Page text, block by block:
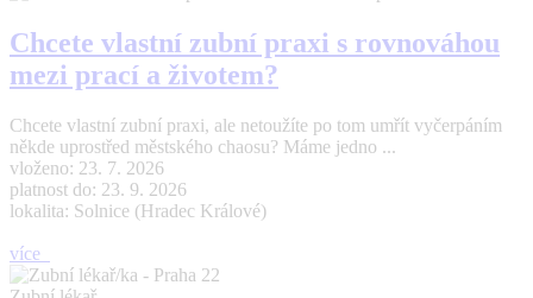
Chcete vlastní zubní praxi s rovnováhou
mezi prací a životem?
Chcete vlastní zubní praxi, ale netoužíte po tom umřít vyčerpáním
někde uprostřed městského chaosu? Máme jedno ...
vloženo: 23. 7. 2026
platnost do: 23. 9. 2026
lokalita: Solnice (Hradec Králové)
více